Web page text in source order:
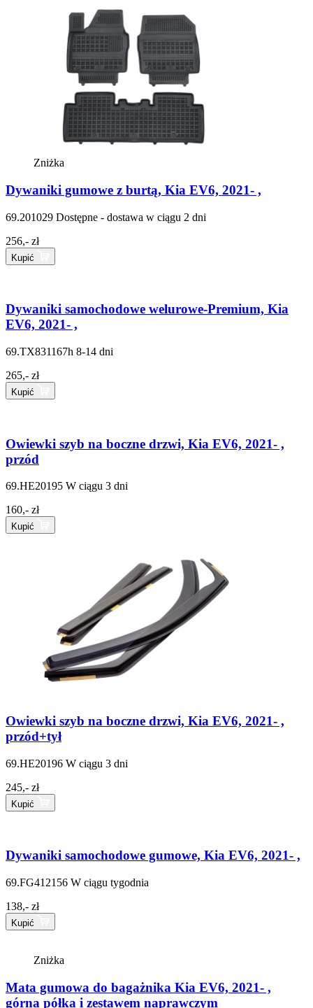
Zniżka
Dywaniki gumowe z burtą, Kia EV6, 2021- ,
69.201029 Dostępne - dostawa w ciągu 2 dni
256,- zł
Kupić
Dywaniki samochodowe welurowe-Premium, Kia
EV6, 2021- ,
69.TX831167h 8-14 dni
265,- zł
Kupić
Owiewki szyb na boczne drzwi, Kia EV6, 2021- ,
przód
69.HE20195 W ciągu 3 dni
160,- zł
Kupić
Owiewki szyb na boczne drzwi, Kia EV6, 2021- ,
przód+tył
69.HE20196 W ciągu 3 dni
245,- zł
Kupić
Dywaniki samochodowe gumowe, Kia EV6, 2021- ,
69.FG412156 W ciągu tygodnia
138,- zł
Kupić
Zniżka
Mata gumowa do bagażnika Kia EV6, 2021- ,
górna półka i zestawem naprawczym